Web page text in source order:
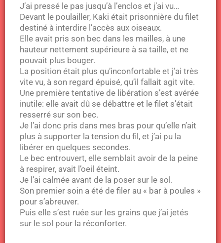
J’ai pressé le pas jusqu’à l’enclos et j’ai vu…
Devant le poulailler, Kaki était prisonnière du filet
destiné à interdire l’accès aux oiseaux.
Elle avait pris son bec dans les mailles, à une
hauteur nettement supérieure à sa taille, et ne
pouvait plus bouger.
La position était plus qu’inconfortable et j’ai très
vite vu, à son regard épuisé, qu’il fallait agit vite.
Une première tentative de libération s’est avérée
inutile: elle avait dû se débattre et le filet s’était
resserré sur son bec.
Je l’ai donc pris dans mes bras pour qu’elle n’ait
plus à supporter la tension du fil, et j’ai pu la
libérer en quelques secondes.
Le bec entrouvert, elle semblait avoir de la peine
à respirer, avait l’oeil éteint.
Je l’ai calmée avant de la poser sur le sol.
Son premier soin a été de filer au « bar à poules »
pour s’abreuver.
Puis elle s’est ruée sur les grains que j’ai jetés
sur le sol pour la réconforter.